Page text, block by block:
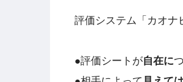
評価システム「カオナ
●評価シートが自在に